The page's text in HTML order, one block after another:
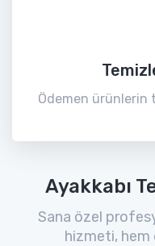
Ödemen ürünlerin
Ayakkabı
Sana özel
hizmeti, hem